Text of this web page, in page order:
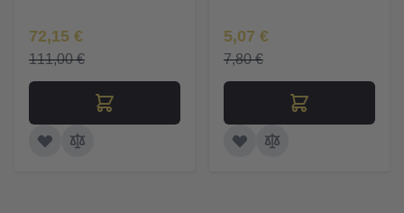
Īpaša Cena
72,15 €
111,00 €
Īpaša Cena
5,07 €
7,80 €